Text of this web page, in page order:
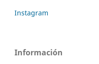
Instagram
Información